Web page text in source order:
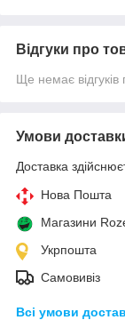
Відгуки про
Ще немає
Умови
Доставка
Нова Пошта
Магазини
Укрпошта
Самовивіз
Всі умови